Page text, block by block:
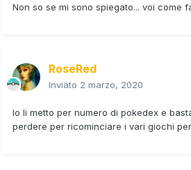
Non so se mi sono spiegato... voi come
RoseRed
Inviato 2 marzo, 2020
Io li metto per numero di pokedex e
perdere per ricominciare i vari giochi